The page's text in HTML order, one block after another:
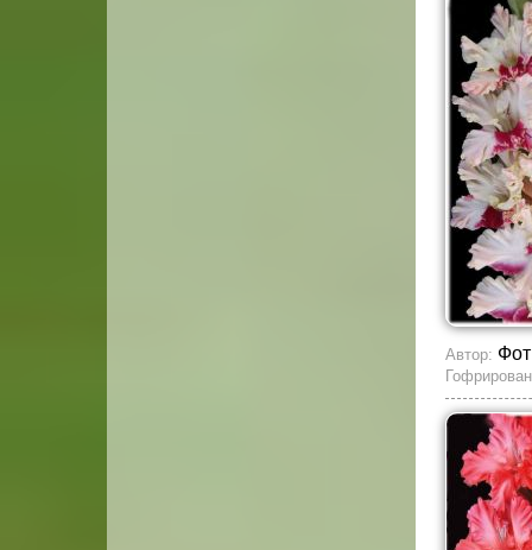
Автор: